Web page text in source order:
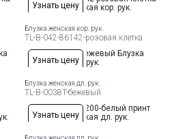
Узнать цену
Доступные размеры:
Рост
44 4648 50 52 54 56
Блузка женская кор. рук.
TL-B-042-86142-розовая клетка
Узнать цену
Доступные размеры:
44 46 4850 525456
Блузка женская дл. рук.
TL-B-0038T-бежевый
Узнать цену